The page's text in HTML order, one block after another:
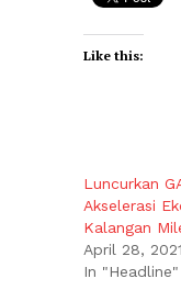
Like this:
Luncurkan
Akselerasi
Kalangan
April 28, 2021
In "Headline"